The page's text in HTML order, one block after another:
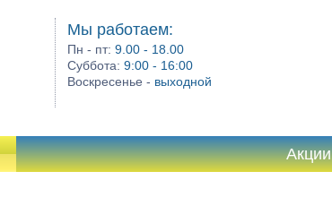
Мы работаем:
Пн - пт:9.00 - 18.00
Суббота:9:00 - 16:00
Воскресенье - выходной
Акции